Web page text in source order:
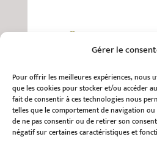
Gérer le
Pour offrir les meilleures expériences, nous
que les cookies pour stocker et/ou accéder
fait de consentir à ces technologies nous
telles que le comportement de navigation
de ne pas consentir ou de retirer son
négatif sur certaines caractéristiques et